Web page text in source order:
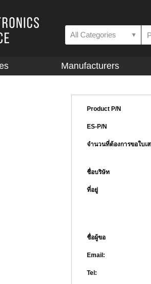
All Categories ▼
Manufacturers
Product P/N
ES-P/N
จำนวนที่ต้องการขอใบเ
ชื่อบริษัท
ที่อยู่
ชื่อผู้ขอ
Email:
Tel: